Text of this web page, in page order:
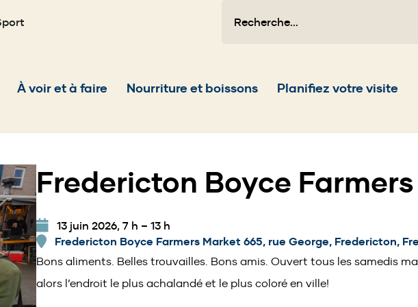
Main
navigation
À voir et à faire Nourriture et boissons Planifiez votre visite
Fredericton Boyce
13 juin 2026, 7 h – 13 h
Fredericton Boyce Farmers Market 665, rue George, Fredericton,
Bons aliments. Belles trouvailles. Bons amis. Ouvert tous les samedis
alors l’endroit le plus achalandé et le plus coloré en ville!